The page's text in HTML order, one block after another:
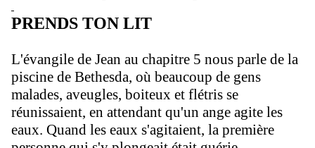
PRENDS TON LIT
L'évangile de Jean au chapitre 5 nous parle de la
piscine de Bethesda, où beaucoup de gens
malades, aveugles, boiteux et flétris se
réunissaient, en attendant qu'un ange agite les
eaux. Quand les eaux s'agitaient, la première